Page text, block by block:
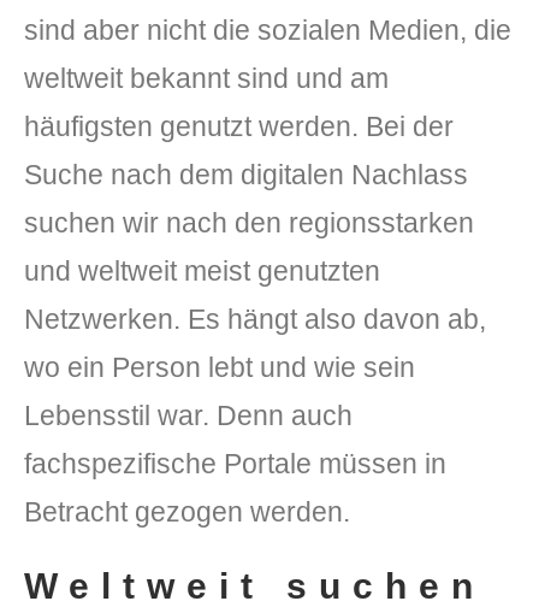
sind aber nicht die sozialen Medien, die
weltweit bekannt sind und am
häufigsten genutzt werden. Bei der
Suche nach dem digitalen Nachlass
suchen wir nach den regionsstarken
und weltweit meist genutzten
Netzwerken. Es hängt also davon ab,
wo ein Person lebt und wie sein
Lebensstil war. Denn auch
fachspezifische Portale müssen in
Betracht gezogen werden.
Weltweit suchen